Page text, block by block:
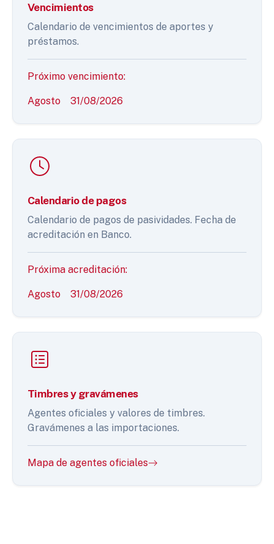
Vencimientos
Calendario de vencimientos de aportes y
préstamos.
Próximo vencimiento:
Agosto 31/08/2026
Calendario de pagos
Calendario de pagos de pasividades. Fecha de
acreditación en Banco.
Próxima acreditación:
Agosto 31/08/2026
Timbres y gravámenes
Agentes oficiales y valores de timbres.
Gravámenes a las importaciones.
Mapa de agentes oficiales